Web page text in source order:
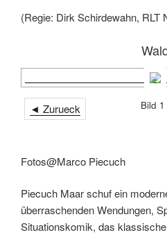
(Regie: Dirk Schirdewahn, RLT
◄ Zurueck Bild
Fotos@Marco Piecuch
Piecuch Maar schuf ein
überraschenden Wendungen,
Situationskomik, das